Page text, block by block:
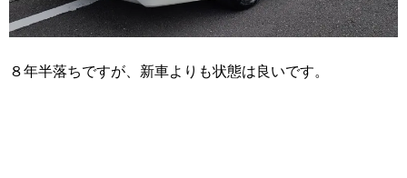
８年半落ちですが、新車よりも状態は良いです。